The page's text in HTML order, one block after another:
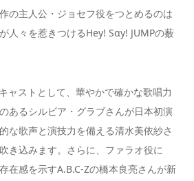
の主人公・ジョセフ役をつとめるのは
人々を惹きつけるHey! Sɑy! JUMPの薮
ャストとして、華やかで確かな歌唱力
あるシルビア・グラブさんが日本初演
な歌声と演技力を備える清水美依紗さ
き込みます。さらに、ファラオ役に
在感を示すA.B.C-Zの橋本良亮さんが新